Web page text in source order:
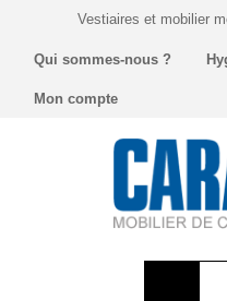
Vestiaires et mobilier
Qui sommes-nous ?
Mon compte